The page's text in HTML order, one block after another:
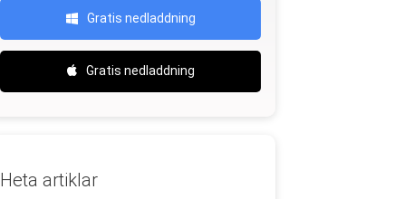
Gratis nedladdning
Gratis nedladdning
Heta artiklar